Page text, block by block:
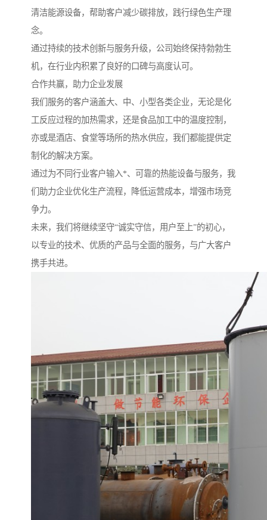
清洁能源设备，帮助客户减少碳排放，践行绿色生产理
念。
通过持续的技术创新与服务升级，公司始终保持勃勃生
机，在行业内积累了良好的口碑与高度认可。
合作共赢，助力企业发展
我们服务的客户涵盖大、中、小型各类企业，无论是化
工反应过程的加热需求，还是食品加工中的温度控制，
亦或是酒店、食堂等场所的热水供应，我们都能提供定
制化的解决方案。
通过为不同行业客户输入*、可靠的热能设备与服务，我
们助力企业优化生产流程，降低运营成本，增强市场竞
争力。
未来，我们将继续坚守“诚实守信，用户至上”的初心，
以专业的技术、优质的产品与全面的服务，与广大客户
携手共进。